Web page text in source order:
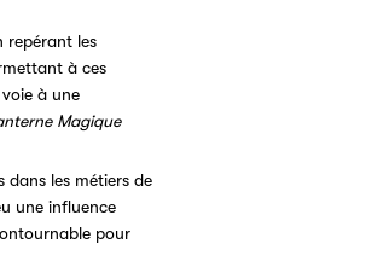
repérant les
à ces
à une
Magique
dans les métiers de
une influence
pour